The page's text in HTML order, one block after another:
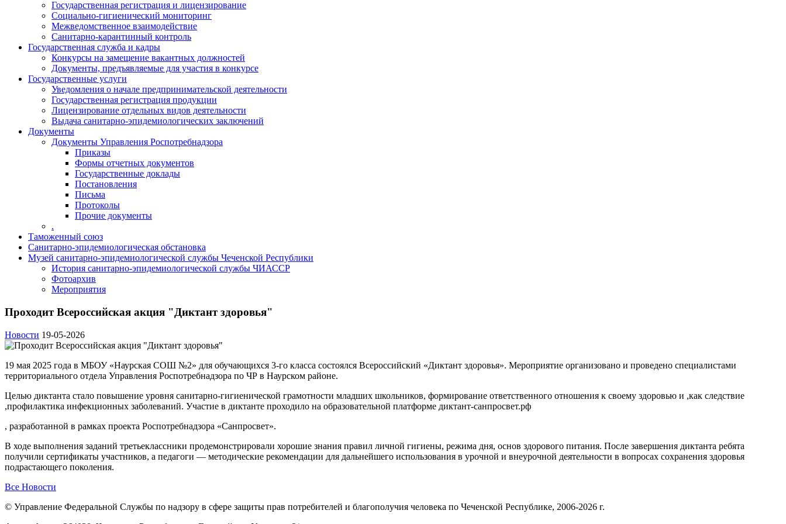
Государственная регистрация и лицензирование
Социально-гигиенический мониторинг
Межведомственное взаимодействие
Санитарно-карантинный контроль
Государственная служба и кадры
Конкурсы на замещение вакантных должностей
Документы, предъявляемые для участия в конкурсе
Государственные услуги
Уведомления о начале предпринимательской деятельности
Государственная регистрация продукции
Лицензирование отдельных видов деятельности
Выдача санитарно-эпидемиологических заключений
Документы
Документы Управления Роспотребнадзора
Приказы
Формы отчетных документов
Государственные доклады
Постановления
Письма
Протоколы
Прочие документы
.
Таможенный союз
Санитарно-эпидемиологическая обстановка
Музей санитарно-эпидемиологической службы Чеченской Республики
История санитарно-эпидемиологической службы ЧИАССР
Фотоархив
Мероприятия
Проходит Всероссийская акция "Диктант здоровья"
Новости 19-05-2026
19 мая 2025 года в МБОУ «Наурская СОШ №2» для обучающихся 3-го класса состоялся Всероссийский «Диктант здоровья». Мероприятие организовано и проведено специалистами
территориального отдела Управления Роспотребнадзора по ЧР в Наурском районе.
Целью диктанта стало повышение уровня санитарно-гигиенической грамотности младших школьников, формирование ответственного отношения к своему здоровью и ,как следствие
,профилактика инфекционных заболеваний. Участие в диктанте проходило на образовательной платформе диктант-санпросвет.рф
, разработанной в рамках проекта Роспотребнадзора «Санпросвет».
В ходе выполнения заданий третьеклассники продемонстрировали хорошие знания правил личной гигиены, режима дня, основ здорового питания. После завершения диктанта ребята
получили сертификаты участников, а педагоги — методические рекомендации для дальнейшего использования в урочной и внеурочной деятельности в вопросах сохранения здоровья
подрастающего поколения.
Все Новости
© Управление Федеральной Службы по надзору в сфере защиты прав потребителей и благополучия человека по Чеченской Республике, 2006-2026 г.